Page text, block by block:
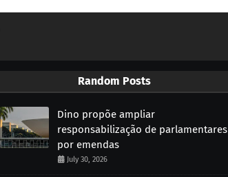
Random Posts
Dino propõe ampliar
responsabilização de parlamentares
por emendas
July 30, 2026